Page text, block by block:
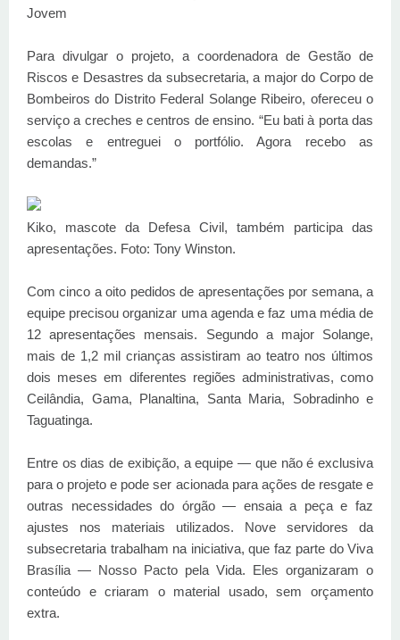
Jovem
Para divulgar o projeto, a coordenadora de Gestão de
Riscos e Desastres da subsecretaria, a major do Corpo de
Bombeiros do Distrito Federal Solange Ribeiro, ofereceu o
serviço a creches e centros de ensino. “Eu bati à porta das
escolas e entreguei o portfólio. Agora recebo as
demandas.”
Kiko, mascote da Defesa Civil, também participa das
apresentações. Foto: Tony Winston.
Com cinco a oito pedidos de apresentações por semana, a
equipe precisou organizar uma agenda e faz uma média de
12 apresentações mensais. Segundo a major Solange,
mais de 1,2 mil crianças assistiram ao teatro nos últimos
dois meses em diferentes regiões administrativas, como
Ceilândia, Gama, Planaltina, Santa Maria, Sobradinho e
Taguatinga.
Entre os dias de exibição, a equipe — que não é exclusiva
para o projeto e pode ser acionada para ações de resgate e
outras necessidades do órgão — ensaia a peça e faz
ajustes nos materiais utilizados. Nove servidores da
subsecretaria trabalham na iniciativa, que faz parte do Viva
Brasília — Nosso Pacto pela Vida. Eles organizaram o
conteúdo e criaram o material usado, sem orçamento
extra.